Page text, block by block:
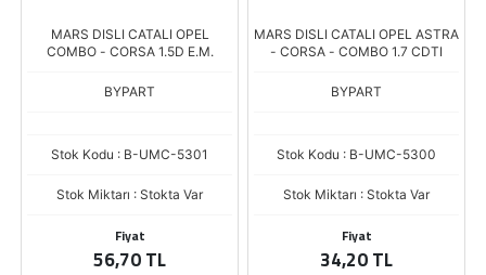
MARS DISLI CATALI OPEL
COMBO - CORSA 1.5D E.M.
BYPART
Stok Kodu : B-UMC-5301
Stok Miktarı : Stokta Var
Fiyat
56,70 TL
MARS DISLI CATALI OPEL ASTRA
- CORSA - COMBO 1.7 CDTI
BYPART
Stok Kodu : B-UMC-5300
Stok Miktarı : Stokta Var
Fiyat
34,20 TL